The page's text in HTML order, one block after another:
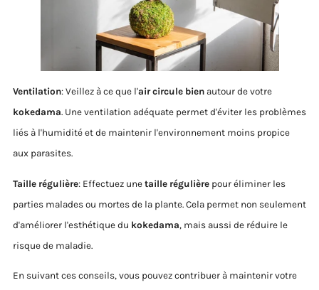
Ventilation: Veillez à ce que l'air circule bien autour de votre
kokedama. Une ventilation adéquate permet d'éviter les problèmes
liés à l'humidité et de maintenir l'environnement moins propice
aux parasites.
Taille régulière: Effectuez une taille régulière pour éliminer les
parties malades ou mortes de la plante. Cela permet non seulement
d'améliorer l'esthétique du kokedama, mais aussi de réduire le
risque de maladie.
En suivant ces conseils, vous pouvez contribuer à maintenir votre